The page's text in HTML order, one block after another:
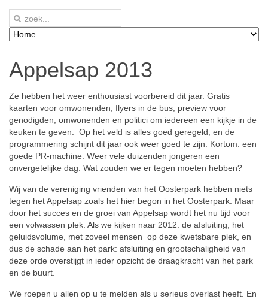
Appelsap 2013
Ze hebben het weer enthousiast voorbereid dit jaar. Gratis
kaarten voor omwonenden, flyers in de bus, preview voor
genodigden, omwonenden en politici om iedereen een kijkje in de
keuken te geven. Op het veld is alles goed geregeld, en de
programmering schijnt dit jaar ook weer goed te zijn. Kortom: een
goede PR-machine. Weer vele duizenden jongeren een
onvergetelijke dag. Wat zouden we er tegen moeten hebben?
Wij van de vereniging vrienden van het Oosterpark hebben niets
tegen het Appelsap zoals het hier begon in het Oosterpark. Maar
door het succes en de groei van Appelsap wordt het nu tijd voor
een volwassen plek. Als we kijken naar 2012: de afsluiting, het
geluidsvolume, met zoveel mensen op deze kwetsbare plek, en
dus de schade aan het park: afsluiting en grootschaligheid van
deze orde overstijgt in ieder opzicht de draagkracht van het park
en de buurt.
We roepen u allen op u te melden als u serieus overlast heeft. En